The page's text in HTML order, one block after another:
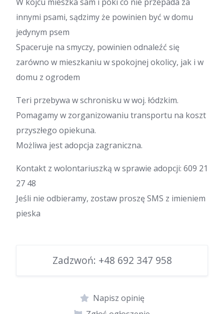
innymi psami, sądzimy że powinien być w domu
jedynym psem
Spaceruje na smyczy, powinien odnaleźć się
zarówno w mieszkaniu w spokojnej okolicy, jak i w
domu z ogrodem
Teri przebywa w schronisku w woj. łódzkim.
Pomagamy w zorganizowaniu transportu na koszt
przyszłego opiekuna.
Możliwa jest adopcja zagraniczna.
Kontakt z wolontariuszką w sprawie adopcji: 609 21
27 48
Jeśli nie odbieramy, zostaw proszę SMS z imieniem
pieska
Zadzwoń: +48 692 347 958
Napisz opinię